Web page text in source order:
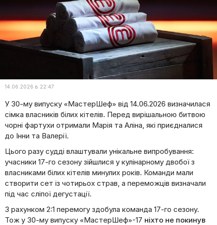
14.06.2026 в 22:47
У 30-му випуску «МастерШеф» від 14.06.2026 визначилася
сімка власників білих кітелів. Перед вирішальною битвою
чорні фартухи отримали Марія та Аліна, які приєдналися
до Інни та Валерії.
Цього разу судді влаштували унікальне випробування:
учасники 17-го сезону зійшлися у кулінарному двобої з
власниками білих кітелів минулих років. Команди мали
створити сет із чотирьох страв, а переможців визначали
під час сліпої дегустації.
З рахунком 2:1 перемогу здобула команда 17-го сезону.
Тож у 30-му випуску «МастерШеф»-17 ніхто не покинув